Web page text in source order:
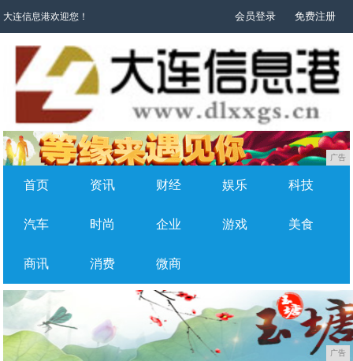
大连信息港欢迎您！ 会员登录 免费注册
广告
首页 资讯 财经 娱乐 科技
汽车 时尚 企业 游戏 美食
商讯 消费 微商
广告